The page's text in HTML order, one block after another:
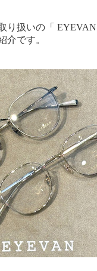
り扱いの「
介です。